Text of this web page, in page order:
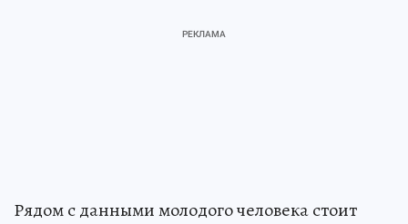
Рядом с данными молодого человека стоит